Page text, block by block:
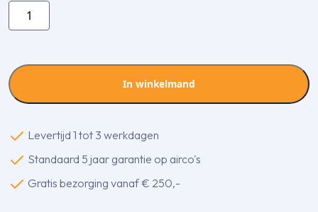
PM05SK.NSA
LG
Standard
Plus
aantal
In winkelmand
Levertijd 1 tot 3 werkdagen
Standaard 5 jaar garantie op airco's
Gratis bezorging vanaf € 250,-